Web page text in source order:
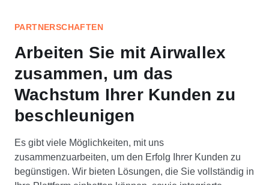
PARTNERSCHAFTEN
Arbeiten Sie mit Airwallex
zusammen, um das
Wachstum Ihrer Kunden zu
beschleunigen
Es gibt viele Möglichkeiten, mit uns
zusammenzuarbeiten, um den Erfolg Ihrer Kunden zu
begünstigen. Wir bieten Lösungen, die Sie vollständig in